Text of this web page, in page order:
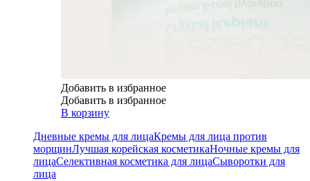
Добавить в избранное
Добавить в избранное
В корзину
Дневные кремы для лицаКремы для лица против
морщинЛучшая корейская косметикаНочные кремы для
лицаСелективная косметика для лицаСыворотки для
лица